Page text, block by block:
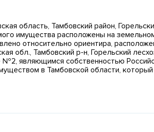
область, Тамбовский район,
имущества расположены на
относительно ориентира,
Тамбовский р-н, Горельский
являющимся собственностью
в Тамбовской области,